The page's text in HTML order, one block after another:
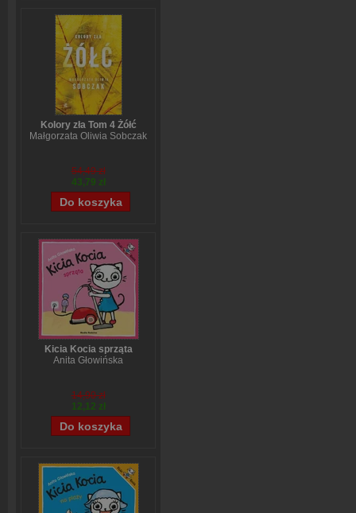
Kolory zła Tom 4 Żółć
Małgorzata Oliwia Sobczak
54,49 zł
43,79 zł
Kicia Kocia sprząta
Anita Głowińska
14,90 zł
12,12 zł